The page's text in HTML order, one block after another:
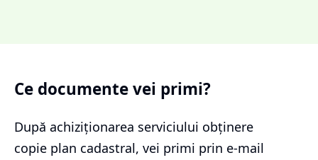
Ce documente vei primi?
După achiziționarea serviciului obținere
copie plan cadastral, vei primi prin e-mail